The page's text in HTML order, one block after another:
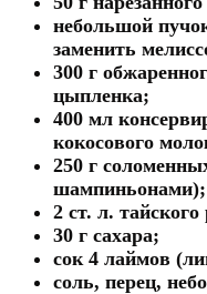
небольшой
заменить
300 г
цыпленка;
400 мл
кокосового
250 г
шампиньонами);
2 ст. л.
30 г сахара;
сок 4 лаймов
соль, перец,